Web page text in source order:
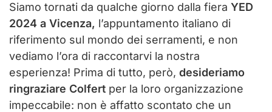
Siamo tornati da qualche giorno dalla fiera YED
2024 a Vicenza, l’appuntamento italiano di
riferimento sul mondo dei serramenti, e non
vediamo l’ora di raccontarvi la nostra
esperienza! Prima di tutto, però, desideriamo
ringraziare Colfert per la loro organizzazione
impeccabile: non è affatto scontato che un